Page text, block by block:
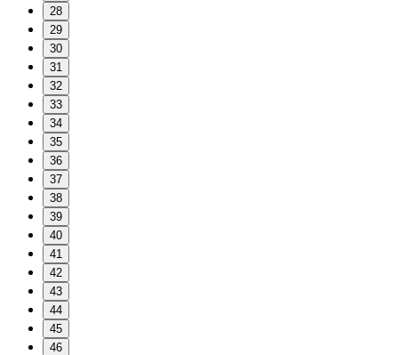
28
29
30
31
32
33
34
35
36
37
38
39
40
41
42
43
44
45
46